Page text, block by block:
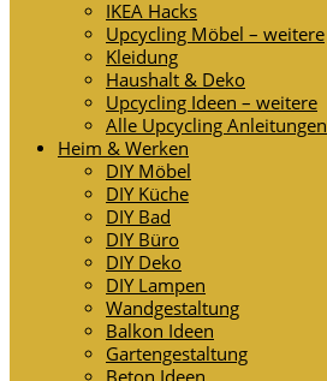
IKEA Hacks
Upcycling Möbel – weitere
Kleidung
Haushalt & Deko
Upcycling Ideen – weitere
Alle Upcycling Anleitungen
Heim & Werken
DIY Möbel
DIY Küche
DIY Bad
DIY Büro
DIY Deko
DIY Lampen
Wandgestaltung
Balkon Ideen
Gartengestaltung
Beton Ideen